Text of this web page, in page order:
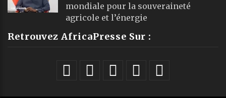
mondiale pour la souveraineté
agricole et l’énergie
Retrouvez AfricaPresse Sur :